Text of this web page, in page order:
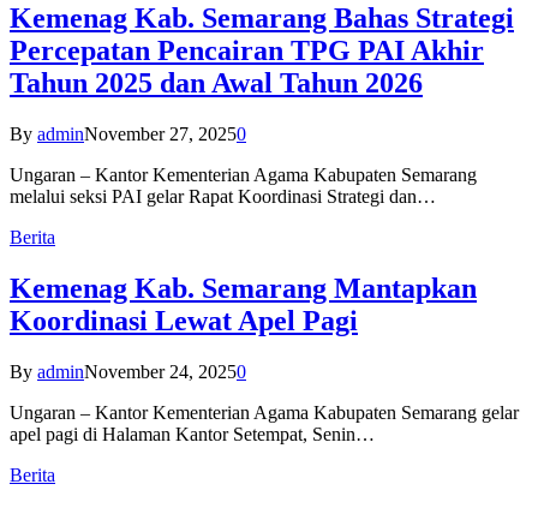
Kemenag Kab. Semarang Bahas Strategi
Percepatan Pencairan TPG PAI Akhir
Tahun 2025 dan Awal Tahun 2026
By adminNovember 27, 20250
Ungaran – Kantor Kementerian Agama Kabupaten Semarang
melalui seksi PAI gelar Rapat Koordinasi Strategi dan…
Berita
Kemenag Kab. Semarang Mantapkan
Koordinasi Lewat Apel Pagi
By adminNovember 24, 20250
Ungaran – Kantor Kementerian Agama Kabupaten Semarang gelar
apel pagi di Halaman Kantor Setempat, Senin…
Berita